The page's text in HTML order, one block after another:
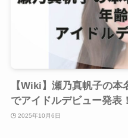
【Wiki】瀬乃真帆子の
でアイドルデビュー発表！
2025年10月6日